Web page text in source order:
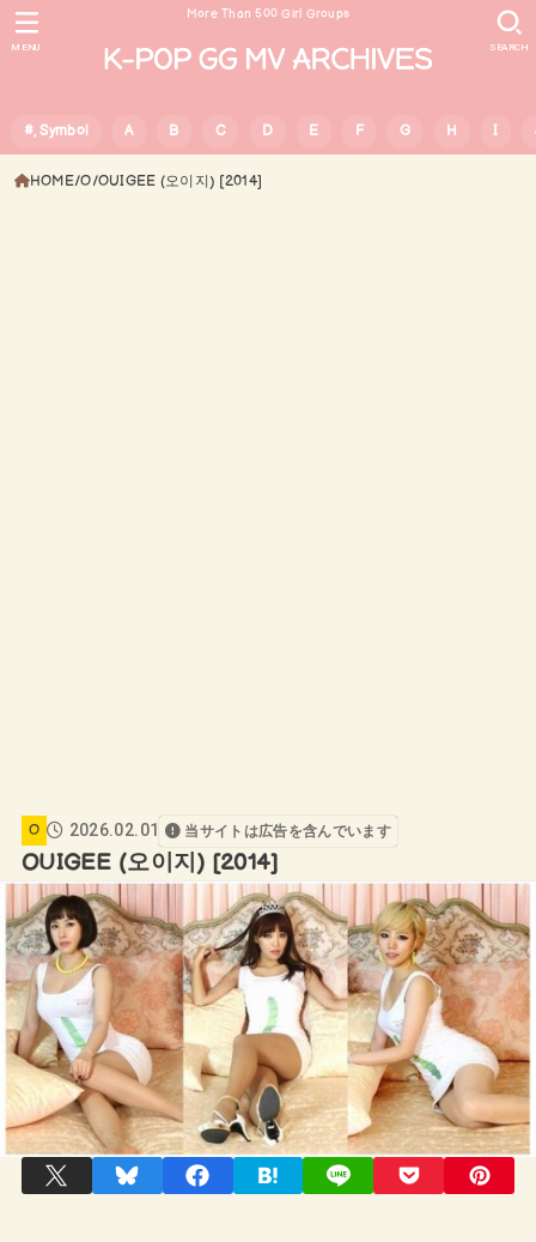
More Than 500 Girl Groups
#, Symbol A B C D E F G H I
SEARCH
MENU
HOME O OUIGEE (오이지) [2014]
O 2026.02.01 当サイトは広告を含んでいます
OUIGEE (오이지) [2014]